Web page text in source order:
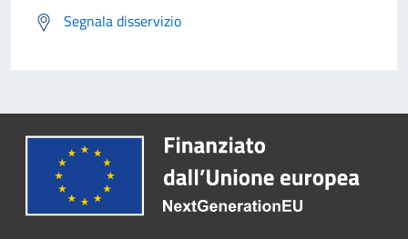
Segnala disservizio